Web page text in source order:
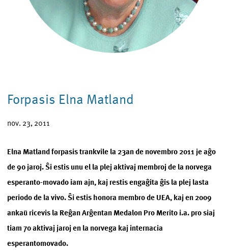
Forpasis Elna Matland
nov. 23, 2011
Elna Matland forpasis trankvile la 23an de novembro 2011 je aĝo
de 90 jaroj. Ŝi estis unu el la plej aktivaj membroj de la norvega
esperanto-movado iam ajn, kaj restis engaĝita ĝis la plej lasta
periodo de la vivo. Ŝi estis honora membro de UEA, kaj en 2009
ankaŭ ricevis la Reĝan Arĝentan Medalon Pro Merito i.a. pro siaj
tiam 70 aktivaj jaroj en la norvega kaj internacia
esperantomovado.